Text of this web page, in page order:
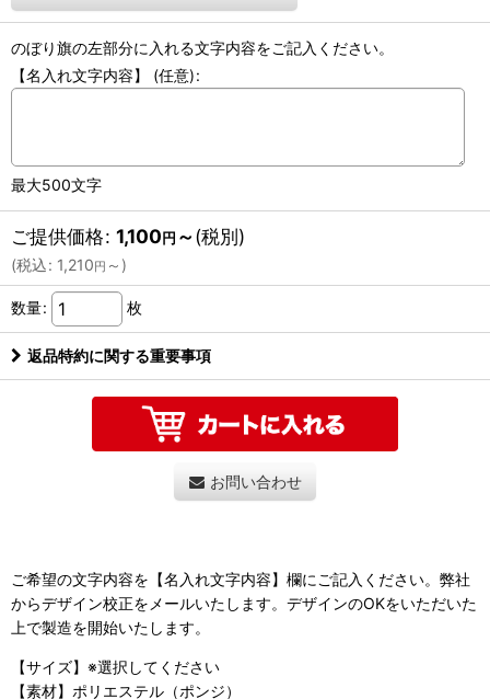
のぼり旗の左部分に入れる文字内容をご記入ください。
【名入れ文字内容】 (任意):
最大500文字
ご提供価格: 1,100円 ～(税別)
(税込: 1,210 円 ～ )
数量: 枚
返品特約に関する重要事項
お問い合わせ
ご希望の文字内容を【名入れ文字内容】欄にご記入ください。弊社
からデザイン校正をメールいたします。デザインのOKをいただいた
上で製造を開始いたします。
【サイズ】※選択してください
【素材】ポリエステル（ポンジ）